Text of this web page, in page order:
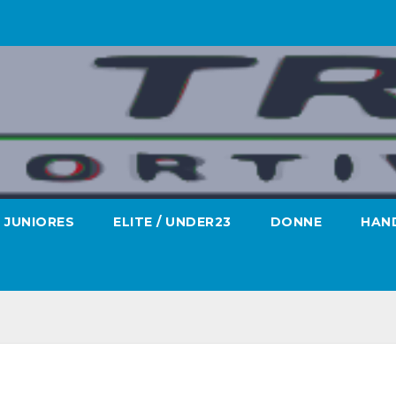
JUNIORES ELITE / UNDER23 DONNE